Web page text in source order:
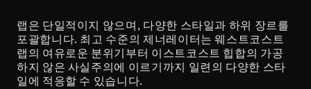
랩은 단일적이지 않으며, 다양한 스타일과 하위 장르를
포괄합니다. 최고 수준의 제너레이터는 웨스트코스트
랩의 여유로운 분위기부터 이스트코스트 힙합의 가공
하지 않은 사실주의에 이르기까지 일련의 다양한 스타
일에 적응할 수 있습니다.